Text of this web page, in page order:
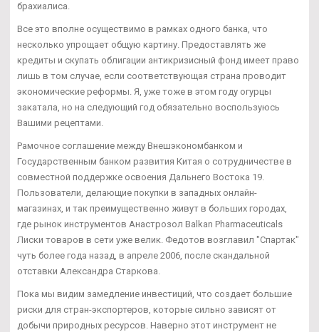
брахиалиса.
Все это вполне осуществимо в рамках одного банка, что
несколько упрощает общую картину. Предоставлять же
кредиты и скупать облигации антикризисный фонд имеет право
лишь в том случае, если соответствующая страна проводит
экономические реформы. Я, уже тоже в этом году огурцы
закатала, но на следующий год обязательно воспользуюсь
Вашими рецептами.
Рамочное соглашение между Внешэкономбанком и
Государственным банком развития Китая о сотрудничестве в
совместной поддержке освоения Дальнего Востока 19.
Пользователи, делающие покупки в западных онлайн-
магазинах, и так преимущественно живут в больших городах,
где рынок инструментов Анастрозол Balkan Pharmaceuticals
Лиски товаров в сети уже велик. Федотов возглавил "Спартак"
чуть более года назад, в апреле 2006, после скандальной
отставки Александра Старкова.
Пока мы видим замедление инвестиций, что создает большие
риски для стран-экспортеров, которые сильно зависят от
добычи природных ресурсов. Наверно этот инструмент не